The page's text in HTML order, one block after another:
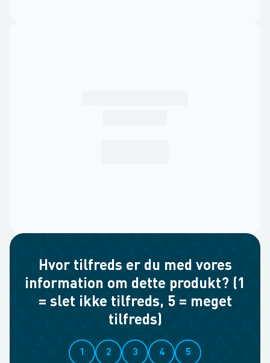
Hvor tilfreds er du med vores
information om dette produkt? (1
= slet ikke tilfreds, 5 = meget
tilfreds)
1 2 3 4 5